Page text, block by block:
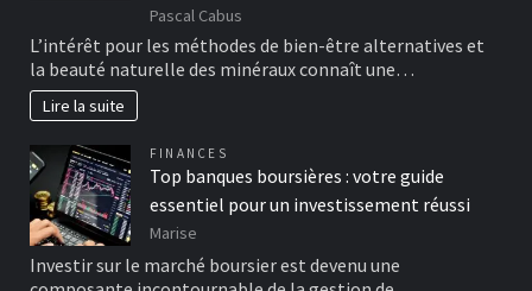
Pascal Cabus
L’intérêt pour les méthodes de bien-être alternatives et
la beauté naturelle des minéraux connaît une…
Lire la suite
FINANCES
Top banques boursières : votre guide
essentiel pour un investissement réussi
Marise
Investir sur le marché boursier est devenu une